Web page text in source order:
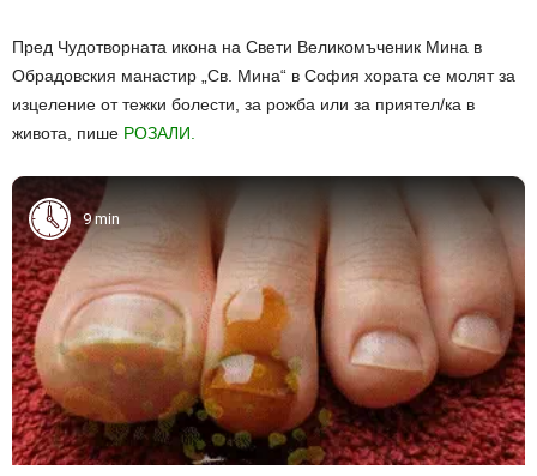
Пред Чудотворната икона на Свети Великомъченик Мина в
Обрадовския манастир „Св. Мина“ в София хората се молят за
изцеление от тежки болести, за рожба или за приятел/ка в
живота, пише РОЗАЛИ.
9 min